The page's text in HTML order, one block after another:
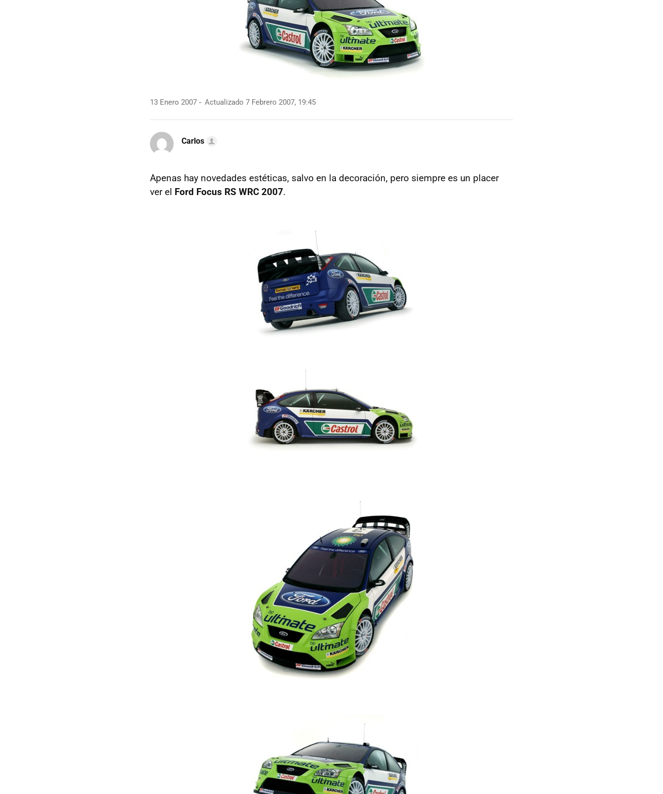
13 Enero 2007 Actualizado 7 Febrero 2007, 19:45
Carlos
Apenas hay novedades estéticas, salvo en la decoración, pero siempre es un placer
ver el Ford Focus RS WRC 2007.